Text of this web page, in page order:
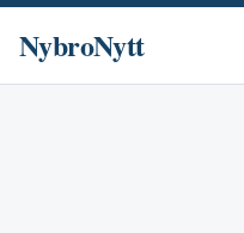
NybroNytt